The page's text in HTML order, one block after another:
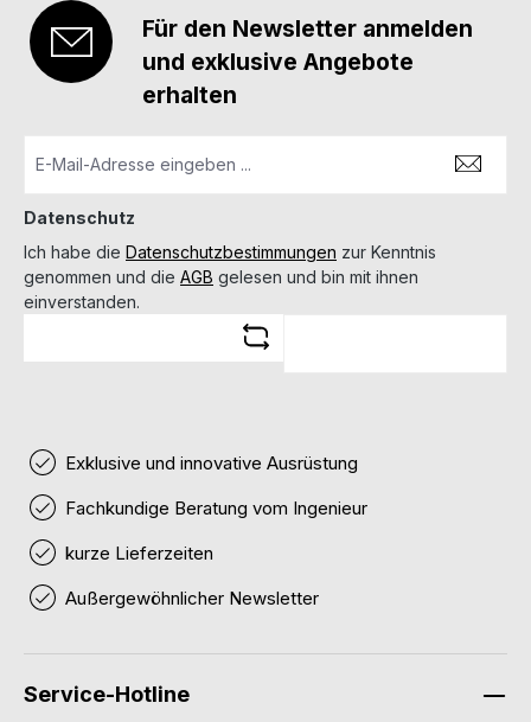
Für den Newsletter anmelden
und exklusive Angebote
erhalten
Datenschutz
Ich habe die Datenschutzbestimmungen zur Kenntnis
genommen und die AGB gelesen und bin mit ihnen
einverstanden.
Exklusive und innovative Ausrüstung
Fachkundige Beratung vom Ingenieur
kurze Lieferzeiten
Außergewöhnlicher Newsletter
Service-Hotline